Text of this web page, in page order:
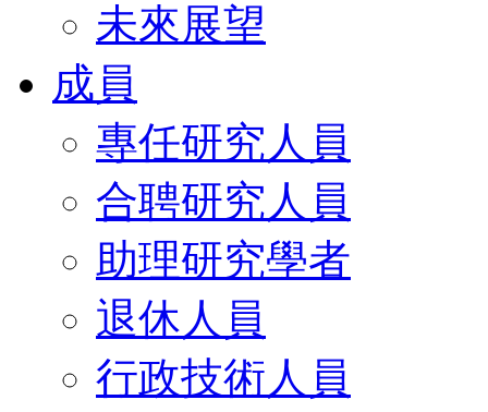
未來展望
成員
專任研究人員
合聘研究人員
助理研究學者
退休人員
行政技術人員